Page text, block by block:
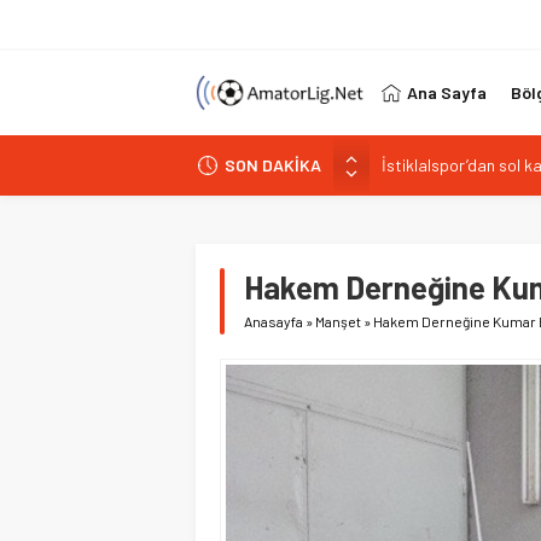
Ana Sayfa
SON DAKİKA
Paşabahçespor’da
İstanbul Gençlerbirliği
Kuzeyin Kaplanları
İstiklalspor’dan sol
Hakem Derneğine
Anasayfa » Manşet » Hakem Derneğine Kumar